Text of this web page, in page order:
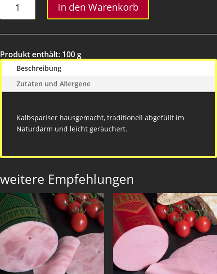
Menge
In den Warenkorb
Produkt enthält: 100g
Beschreibung
Zutaten und Allergene
Kalbspariser hausgemacht, traditionell abgefüllt im
Naturdarm und leicht geräuchert.
weitere Empfehlungen